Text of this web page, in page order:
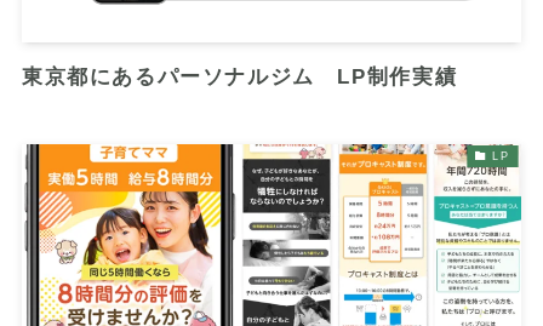
東京都にあるパーソナルジム LP制作実績
LP